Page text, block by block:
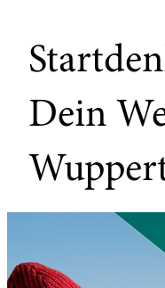
Dein